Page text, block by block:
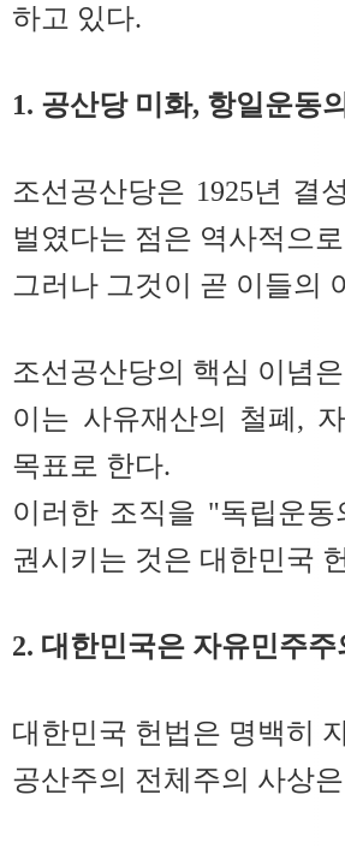
하고 있다.
1. 공산당 미화, 항일운동
조선공산당은 1925년 결
벌였다는 점은 역사적으
그러나 그것이 곧 이들의
조선공산당의 핵심 이념
이는 사유재산의 철폐,
목표로 한다.
이러한 조직을 "독립운
권시키는 것은 대한민국
2. 대한민국은 자유민주
대한민국 헌법은 명백히
공산주의 전체주의 사상